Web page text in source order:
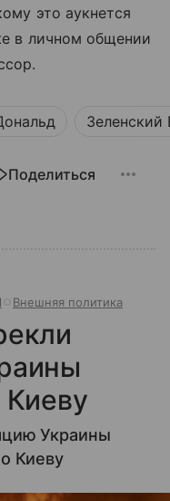
это аукнется
в личном общении
Поделиться
Внешняя политика
Киеву
Украины
Киеву